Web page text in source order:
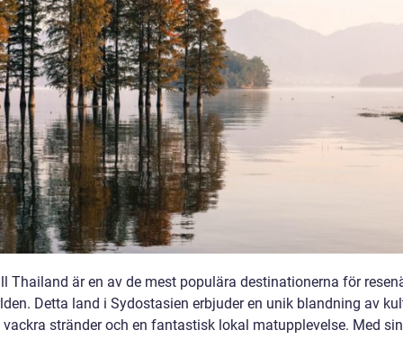
Thailand är en av de mest populära destinationerna för
Detta land i Sydostasien erbjuder en unik blandning av
vackra stränder och en fantastisk lokal matupplevelse. Med